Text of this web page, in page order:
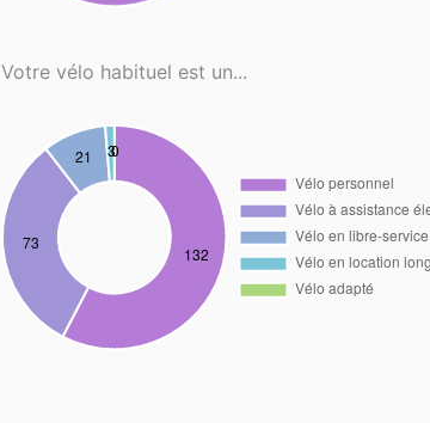
Votre vélo habituel est un...